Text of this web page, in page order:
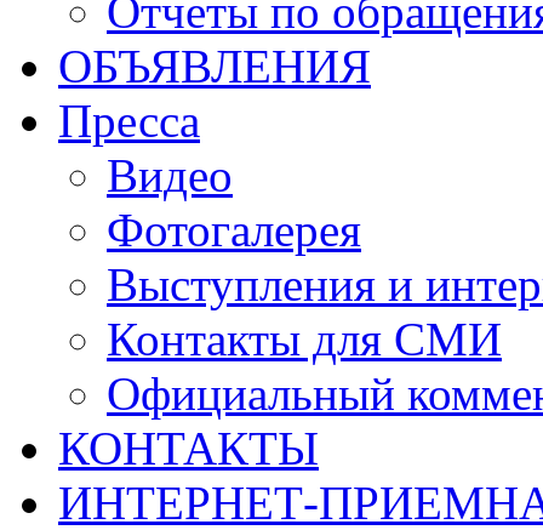
Отчеты по
ОБЪЯВЛЕНИЯ
Пресса
Видео
Фотогалерея
Выступления и
Контакты для СМИ
Официальный
КОНТАКТЫ
ИНТЕРНЕТ-